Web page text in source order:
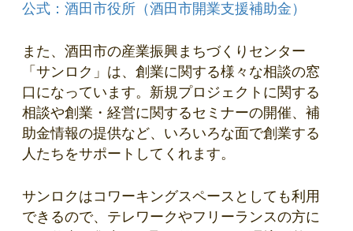
公式：酒田市役所（酒田市開業支援補助金）
また、酒田市の産業振興まちづくりセンター
「サンロク」は、創業に関する様々な相談の窓
口になっています。新規プロジェクトに関する
相談や創業・経営に関するセミナーの開催、補
助金情報の提供など、いろいろな面で創業する
人たちをサポートしてくれます。
サンロクはコワーキングスペースとしても利用
できるので、テレワークやフリーランスの方に